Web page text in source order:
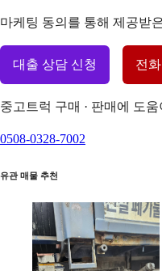
마케팅 동의를 통해 제공받
대출 상담 신청 전
중고트럭 구매 · 판매에 도
0508-0328-7002
유관 매물 추천